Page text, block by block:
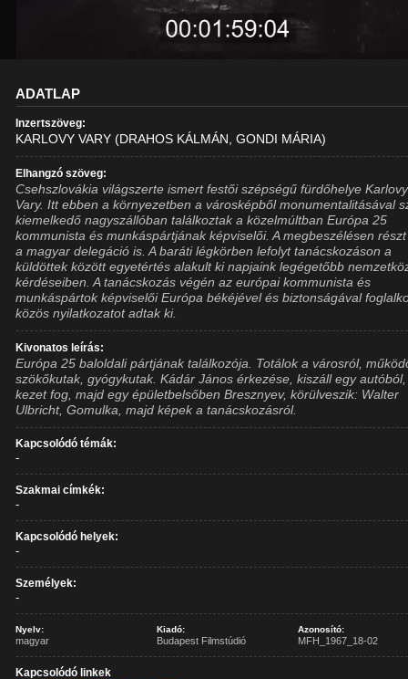
ADATLAP
Inzertszöveg:
KARLOVY VARY (DRAHOS KÁLMÁN, GONDI MÁRIA)
Elhangzó szöveg:
Csehszlovákia világszerte ismert festői szépségű fürdőhelye
Vary. Itt ebben a környezetben a városképből monumentalitásával
kiemelkedő nagyszállóban találkoztak a közelmúltban Európa 25
kommunista és munkáspártjának képviselői. A megbeszélésen
a magyar delegáció is. A baráti légkörben lefolyt tanácskozáson a
küldöttek között egyetértés alakult ki napjaink legégetőbb
kérdéseiben. A tanácskozás végén az európai kommunista és
munkáspártok képviselői Európa békéjével és biztonságával
közös nyilatkozatot adtak ki.
Kivonatos leírás:
Európa 25 baloldali pártjának találkozója. Totálok a városról,
szökőkutak, gyógykutak. Kádár János érkezése, kiszáll egy autóból,
kezet fog, majd egy épületbelsőben Bresznyev, körülveszik: Walter
Ulbricht, Gomulka, majd képek a tanácskozásról.
Kapcsolódó témák:
-
Szakmai címkék:
-
Kapcsolódó helyek:
-
Személyek:
-
Nyelv:
magyar
Kiadó:
Budapest Filmstúdió
Azonosító:
MFH_1967_18-02
Kapcsolódó linkek